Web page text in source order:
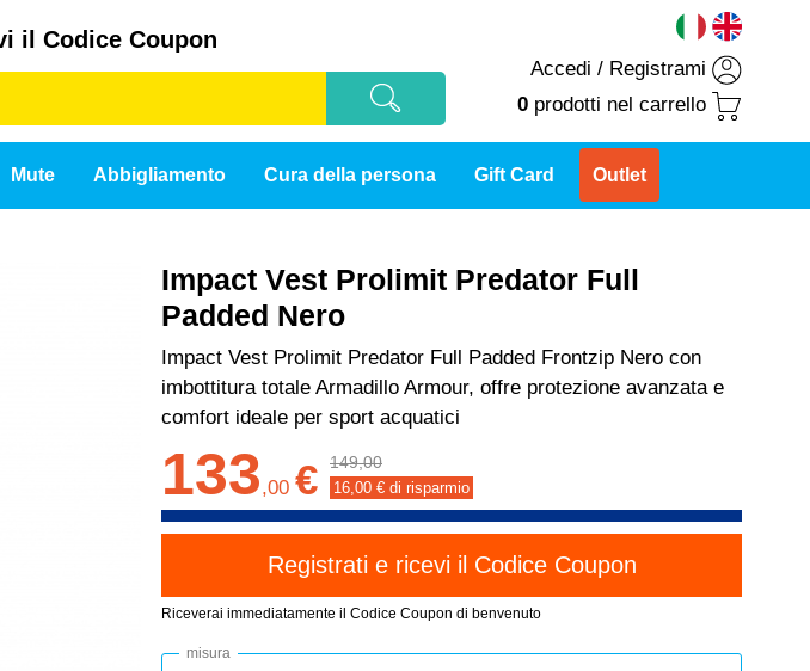
il Codice Coupon
Accedi / Registrami
0 prodotti nel carrello
Mute Abbigliamento Cura della persona Gift Card Outlet
Impact Vest Prolimit Predator Full
Padded Nero
Impact Vest Prolimit Predator Full Padded Frontzip Nero con
imbottitura totale Armadillo Armour, offre protezione avanzata e
comfort ideale per sport acquatici
133,00 € 149,00
16,00 € di risparmio
Riceverai immediatamente il Codice Coupon di benvenuto
misura